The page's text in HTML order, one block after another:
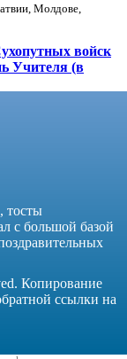
Молдове,
войск
Учителя (в
тосты
с большой базой
Копирование
ссылки на